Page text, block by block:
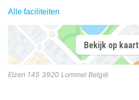
Alle faciliteiten
Bekijk op kaart
Elzen 145 3920 Lommel België